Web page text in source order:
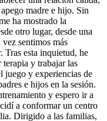
madre e hijo. Sin
ha mostrado la
otro lugar, desde una
sentimos más
esta inquietud, he
y trabajar las
juego y experiencias de
e hijos en la sesión.
y espero ir a
a conformar un centro
Dirigido a las familias,